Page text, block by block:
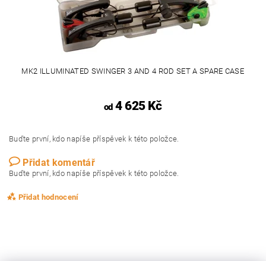
MK2 ILLUMINATED SWINGER 3 AND 4 ROD SET A SPARE CASE
od4 625 Kč
Buďte první, kdo napíše příspěvek k této položce.
Přidat komentář
Buďte první, kdo napíše příspěvek k této položce.
Přidat hodnocení